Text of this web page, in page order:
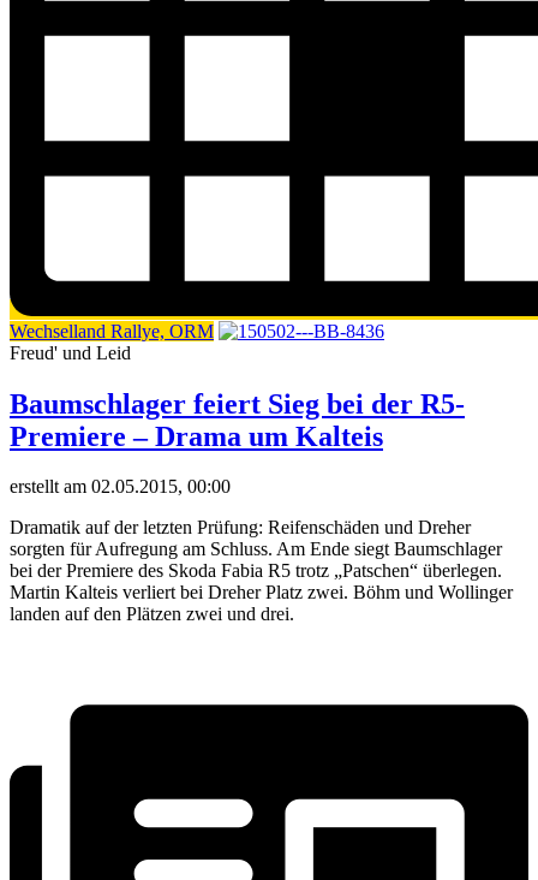
Wechselland Rallye, ORM
Freud' und Leid
Baumschlager feiert Sieg bei der R5-
Premiere – Drama um Kalteis
erstellt am 02.05.2015, 00:00
Dramatik auf der letzten Prüfung: Reifenschäden und Dreher
sorgten für Aufregung am Schluss. Am Ende siegt Baumschlager
bei der Premiere des Skoda Fabia R5 trotz „Patschen“ überlegen.
Martin Kalteis verliert bei Dreher Platz zwei. Böhm und Wollinger
landen auf den Plätzen zwei und drei.